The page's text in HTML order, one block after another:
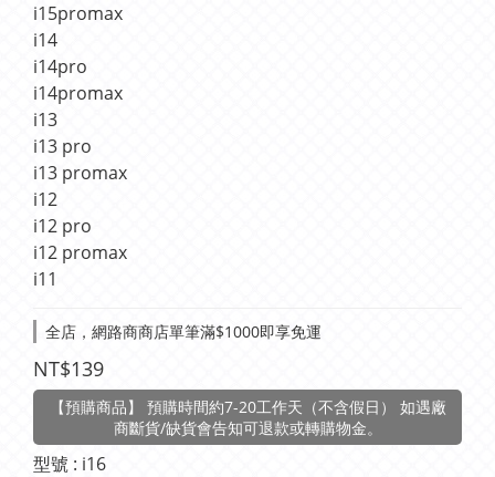
i15promax
i14
i14pro
i14promax
i13
i13 pro
i13 promax
i12
i12 pro
i12 promax
i11
全店，網路商商店單筆滿$1000即享免運
NT$139
【預購商品】 預購時間約7-20工作天（不含假日） 如遇廠
商斷貨/缺貨會告知可退款或轉購物金。
型號 : i16